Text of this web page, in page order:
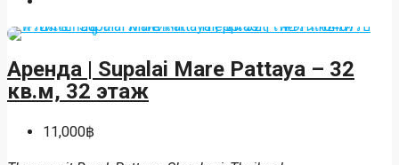
Аренда | Supalai Mare Pattaya – 32
кв.м, 32 этаж
11,000฿